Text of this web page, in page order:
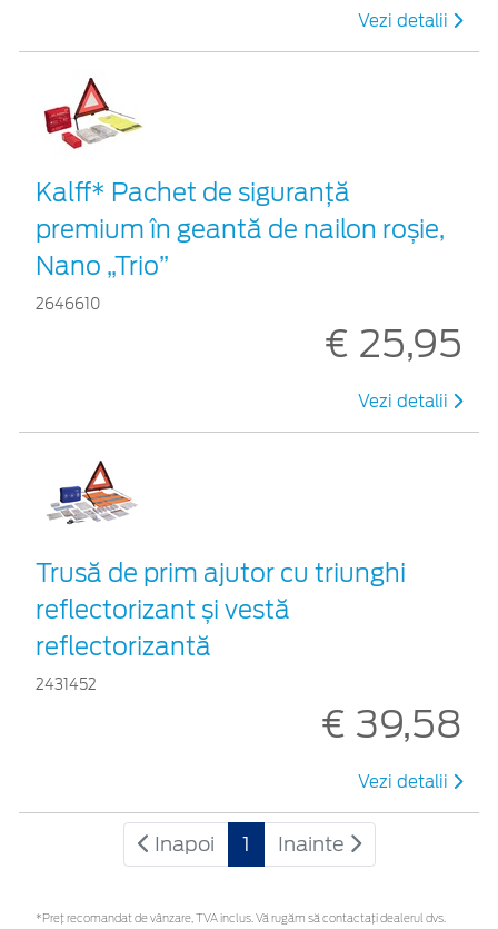
Vezi detalii
Kalff* Pachet de siguranţă
premium în geantă de nailon roșie,
Nano „Trio”
2646610
€ 25,95
Vezi detalii
Trusă de prim ajutor cu triunghi
reflectorizant și vestă
reflectorizantă
2431452
€ 39,58
Vezi detalii
Inapoi 1 Inainte
*Preţ recomandat de vânzare, TVA inclus. Vă rugăm să contactaţi dealerul dvs.